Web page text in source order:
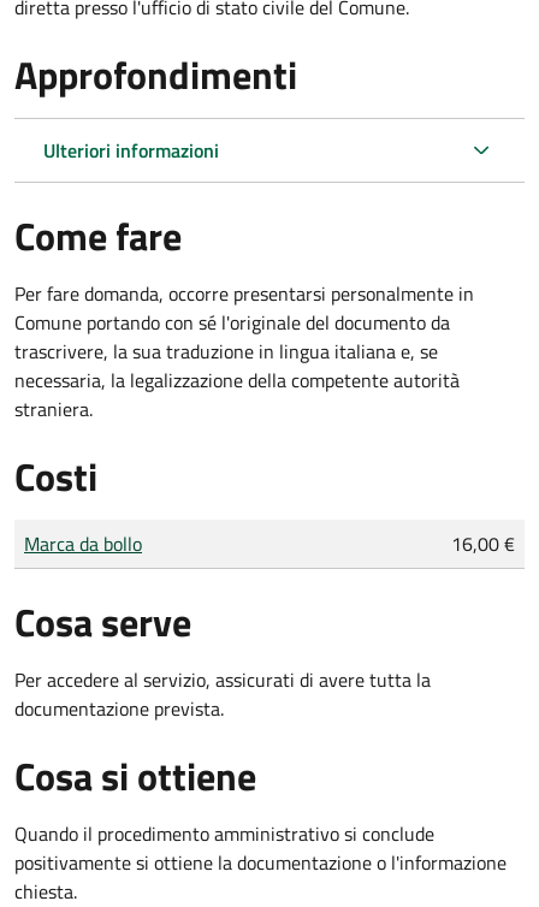
diretta presso l'ufficio di stato civile del Comune.
Approfondimenti
Ulteriori informazioni
Come fare
Per fare domanda, occorre presentarsi personalmente in
Comune portando con sé l'originale del documento da
trascrivere, la sua traduzione in lingua italiana e, se
necessaria, la legalizzazione della competente autorità
straniera.
Costi
Tipo di pagamento
Importo
Marca da bollo 16,00 €
Cosa serve
Per accedere al servizio, assicurati di avere tutta la
documentazione prevista.
Cosa si ottiene
Quando il procedimento amministrativo si conclude
positivamente si ottiene la documentazione o l'informazione
chiesta.